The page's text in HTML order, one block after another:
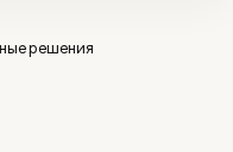
решения